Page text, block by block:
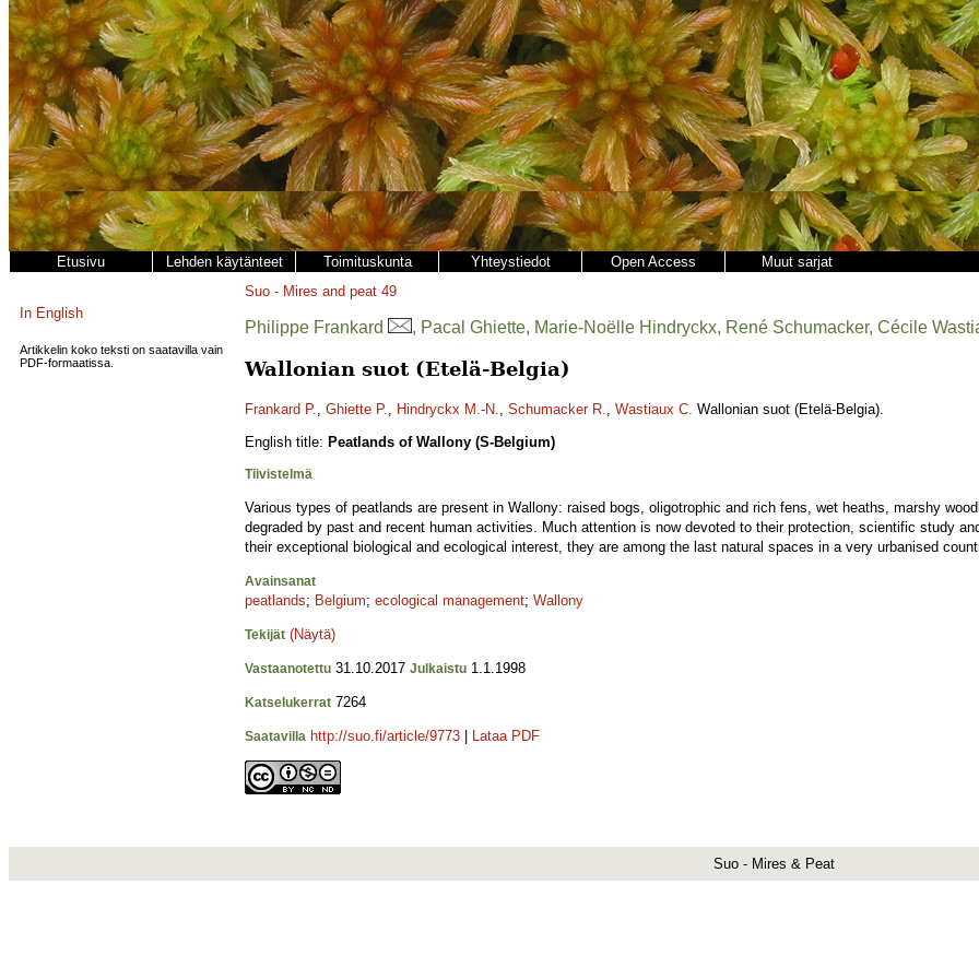
Etusivu Lehden käytänteet Toimituskunta Yhteystiedot Open Access Muut sarjat
In English
Artikkelin koko teksti on saatavilla vain
PDF-formaatissa.
Suo - Mires and peat 49
Philippe Frankard , Pacal Ghiette, Marie-Noëlle Hindryckx, René Schumacker, Cécile
Wallonian suot (Etelä-Belgia)
Frankard P., Ghiette P., Hindryckx M.-N., Schumacker R., Wastiaux C. Wallonian suot (Etelä-Belgia).
English title: Peatlands of Wallony (S-Belgium)
Tiivistelmä
Various types of peatlands are present in Wallony: raised bogs, oligotrophic and rich fens, wet heaths, marshy
degraded by past and recent human activities. Much attention is now devoted to their protection, scientific study
their exceptional biological and ecological interest, they are among the last natural spaces in a very urbanised
Avainsanat
peatlands; Belgium; ecological management; Wallony
Tekijät (Näytä)
Vastaanotettu 31.10.2017 Julkaistu 1.1.1998
Katselukerrat 7264
Saatavilla http://suo.fi/article/9773 Lataa PDF
Suo - Mires & Peat